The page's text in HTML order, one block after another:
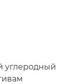
углеродный